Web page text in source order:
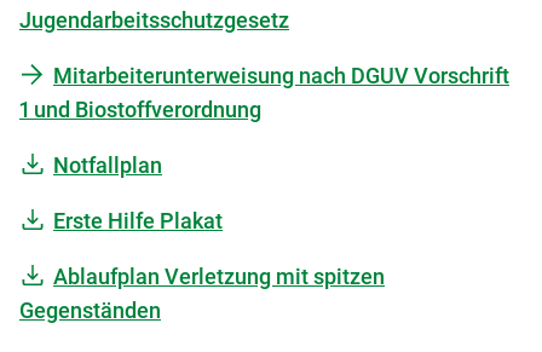
Jugendarbeitsschutzgesetz
Mitarbeiterunterweisung nach DGUV Vorschrift
1 und Biostoffverordnung
Notfallplan
Erste Hilfe Plakat
Ablaufplan Verletzung mit spitzen
Gegenständen